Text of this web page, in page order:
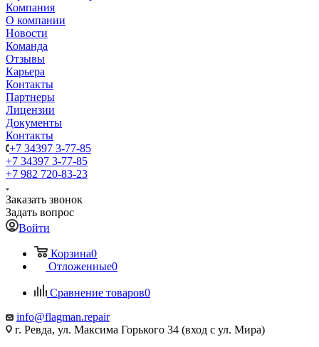
Компания
О компании
Новости
Команда
Отзывы
Карьера
Контакты
Партнеры
Лицензии
Документы
Контакты
+7 34397 3-77-85
+7 34397 3-77-85
+7 982 720-83-23
Заказать звонок
Задать вопрос
Войти
Корзина0
Отложенные0
Сравнение товаров0
info@flagman.repair
г. Ревда, ул. Максима Горького 34 (вход с ул. Мира)